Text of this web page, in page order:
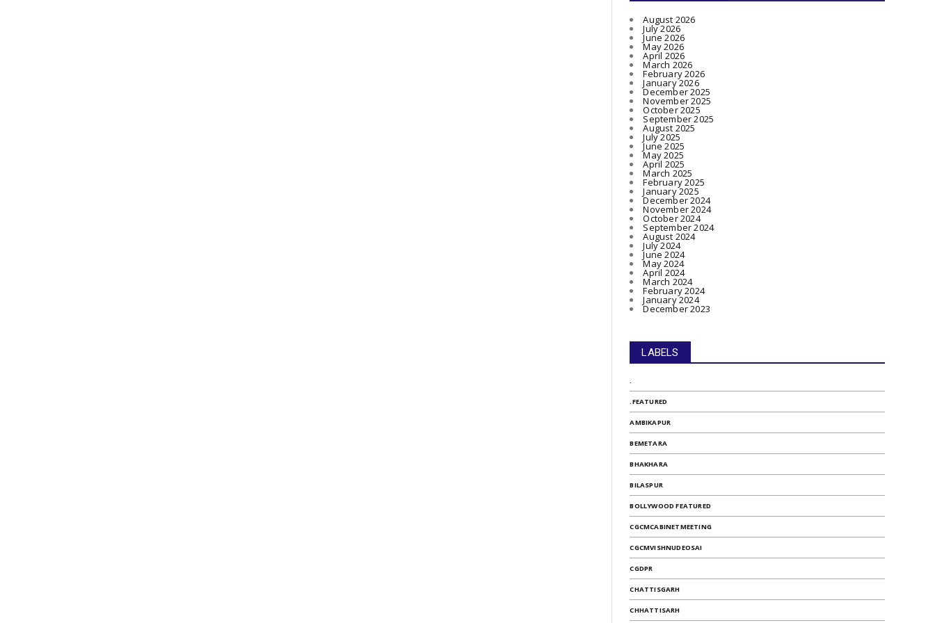
August 2026
July 2026
June 2026
May 2026
April 2026
March 2026
February 2026
January 2026
December 2025
November 2025
October 2025
September 2025
August 2025
July 2025
June 2025
May 2025
April 2025
March 2025
February 2025
January 2025
December 2024
November 2024
October 2024
September 2024
August 2024
July 2024
June 2024
May 2024
April 2024
March 2024
February 2024
January 2024
December 2023
LABELS
.
.FEATURED
AMBIKAPUR
BEMETARA
BHAKHARA
BILASPUR
BOLLYWOOD FEATURED
CGCMCABINETMEETING
CGCMVISHNUDEOSAI
CGDPR
CHATTISGARH
CHHATTISARH